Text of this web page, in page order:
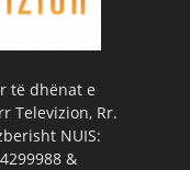
të dhënat e
Televizion, Rr.
NUIS:
&